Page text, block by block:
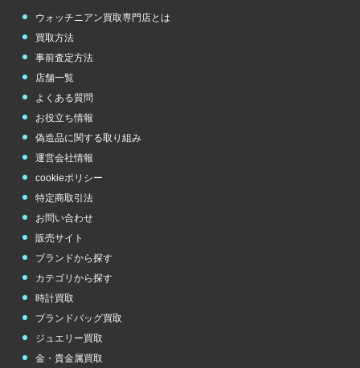
ウォッチニアン買取専門店とは
買取方法
事前査定方法
店舗一覧
よくある質問
お役立ち情報
偽造品に関する取り組み
運営会社情報
cookieポリシー
特定商取引法
お問い合わせ
販売サイト
ブランドから探す
カテゴリから探す
時計買取
ブランドバッグ買取
ジュエリー買取
金・貴金属買取